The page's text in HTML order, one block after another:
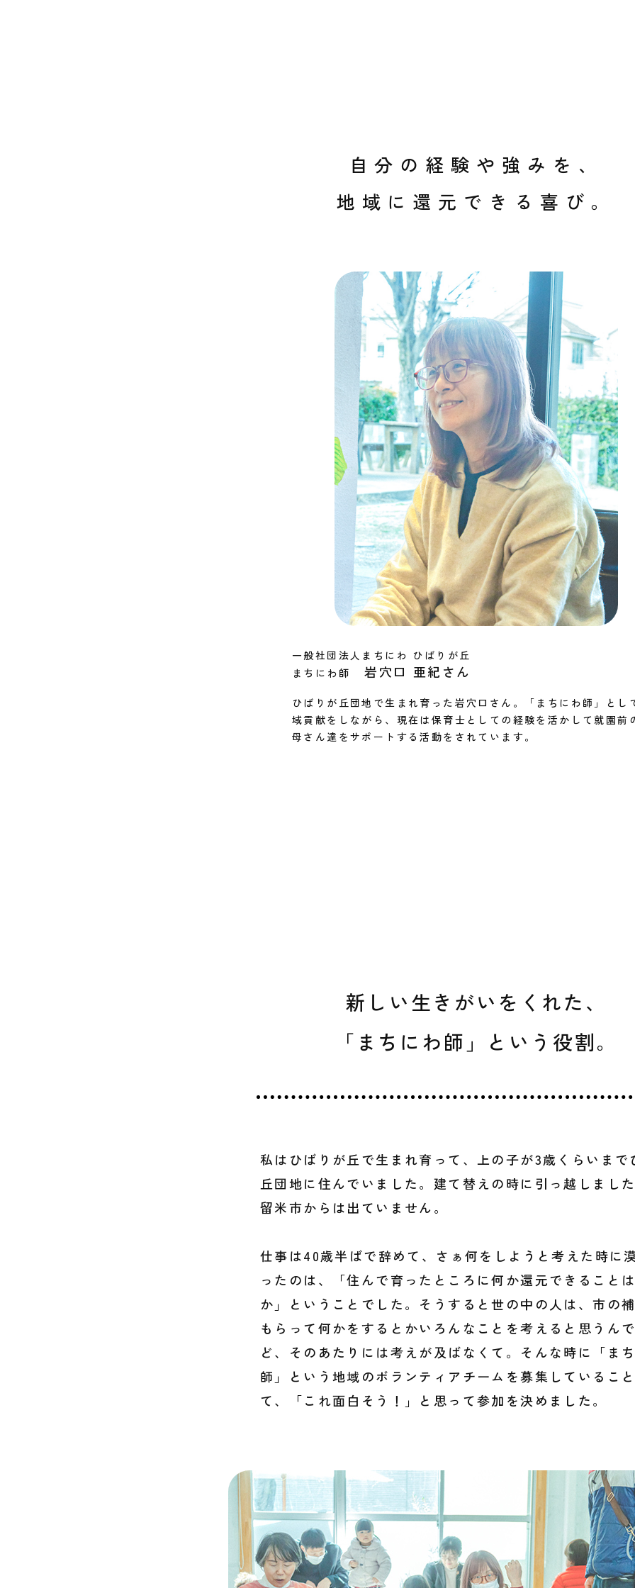
自分の経験や強みを、
地域に還元できる喜び。
一般社団法人まちにわ ひばりが丘
まちにわ師 岩穴口 亜紀さん
ひばりが丘団地で生まれ育った岩穴口さん。「まちにわ師」とし
域貢献をしながら、現在は保育士としての経験を活かして就園前
母さん達をサポートする活動をされています。
新しい生きがいをくれた、
「まちにわ師」という役割。
私はひばりが丘で生まれ育って、上の子が3歳くらいまで
丘団地に住んでいました。建て替えの時に引っ越しまし
留米市からは出ていません。
仕事は40歳半ばで辞めて、さぁ何をしようと考えた時に
ったのは、「住んで育ったところに何か還元できること
か」ということでした。そうすると世の中の人は、市の
もらって何かをするとかいろんなことを考えると思うん
ど、そのあたりには考えが及ばなくて。そんな時に「ま
師」という地域のボランティアチームを募集しているこ
て、「これ面白そう！」と思って参加を決めました。